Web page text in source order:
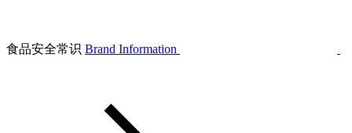
食品安全常识 Brand Information